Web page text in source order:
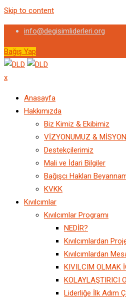
Skip to content
info@degisimliderleri.org
Bağış Yap
x
Anasayfa
Hakkımızda
Biz Kimiz & Ekibimiz
VİZYONUMUZ &
Destekçilerimiz
Mali ve İdari Bilgiler
Bağışcı Hakları
KVKK
Kıvılcımlar
Kıvılcımlar Programı
NEDİR?
Kıvılcımlardan
Kıvılcımlardan
KIVILCIM OLMAK
KOLAYLAŞTIRICI
Liderliğe İlk Adım